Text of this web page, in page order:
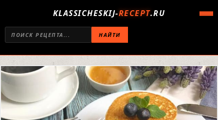
KLASSICHESKIJ-RECEPT.RU
НАЙТИ